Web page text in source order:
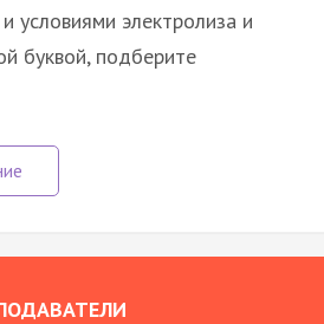
условиями электролиза и
буквой, подберите